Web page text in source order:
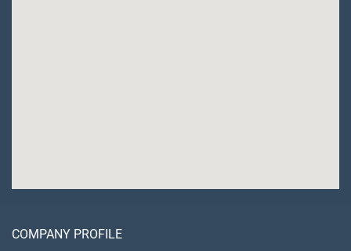
COMPANY PROFILE